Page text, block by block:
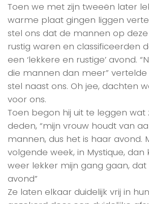
Toen we met zijn tweeën later
warme plaat gingen liggen
stel ons dat de mannen op
rustig waren en classificeerden
een ‘lekkere en rustige’ avond.
die mannen dan meer”
stel naast ons. Oh jee, dachten
voor ons.
Toen begon hij uit te leggen wat
deden, “mijn vrouw houdt van
mannen, dus het is haar avond.
volgende week, in Mystique, dan
weer lekker mijn gang gaan, dat
avond”
Ze laten elkaar duidelijk vrij in